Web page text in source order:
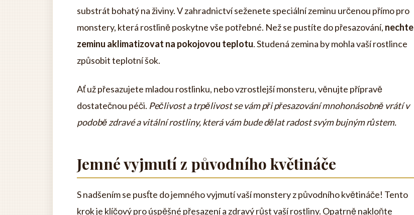
substrát bohatý na živiny. V zahradnictví seženete speciální zeminu určenou přímo pro
monstery, která rostlině poskytne vše potřebné. Než se pustíte do přesazování, nechte
zeminu aklimatizovat na pokojovou teplotu. Studená zemina by mohla vaší rostlince
způsobit teplotní šok.
Ať už přesazujete mladou rostlinku, nebo vzrostlejší monsteru, věnujte přípravě
dostatečnou péči. Pečlivost a trpělivost se vám při přesazování mnohonásobně vrátí v
podobě zdravé a vitální rostliny, která vám bude dělat radost svým bujným růstem.
Jemné vyjmutí z původního květináče
S nadšením se pusťte do jemného vyjmutí vaší monstery z původního květináče! Tento
krok je klíčový pro úspěšné přesazení a zdravý růst vaší rostliny. Opatrně nakloňte